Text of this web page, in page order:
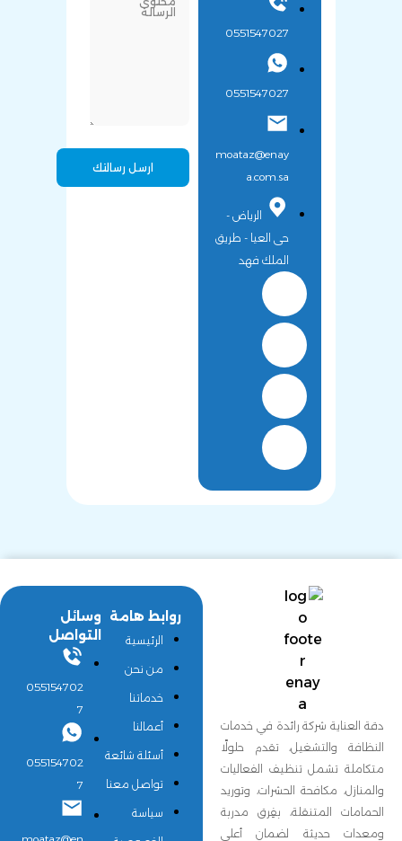
0551547027
0551547027
moataz@enay
a.com.sa
الرياض -
حى العيا - طريق
الملك فهد
دقة العناية شركة رائدة في خدمات
النظافة والتشغيل، تقدم حلولًا
متكاملة تشمل تنظيف الفعاليات
والمنازل، مكافحة الحشرات، وتوريد
الحمامات المتنقلة، بفِرق مدربة
ومعدات حديثة لضمان أعلى
روابط هامة
الرئيسية
من نحن
خدماتنا
أعمالنا
أسئلة شائعة
تواصل معنا
سياسة
وسائل
التواصل
055154702
7
055154702
7